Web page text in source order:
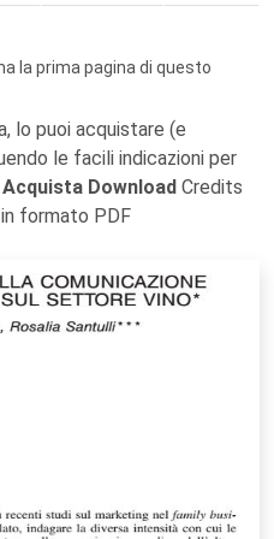
la prima pagina di questo
lo puoi acquistare (e
le facili indicazioni per
Acquista Download Credits
formato PDF